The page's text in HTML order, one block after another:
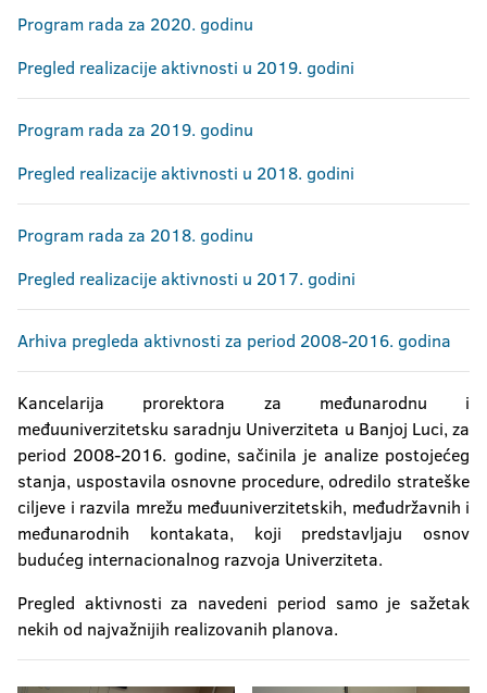
Program rada za 2020. godinu
Pregled realizacije aktivnosti u 2019. godini
Program rada za 2019. godinu
Pregled realizacije aktivnosti u 2018. godini
Program rada za 2018. godinu
Pregled realizacije aktivnosti u 2017. godini
Arhiva pregleda aktivnosti za period 2008-2016. godina
Kancelarija prorektora za međunarodnu i
međuuniverzitetsku saradnju Univerziteta u Banjoj Luci, za
period 2008-2016. godine, sačinila je analize postojećeg
stanja, uspostavila osnovne procedure, odredilo strateške
ciljeve i razvila mrežu međuuniverzitetskih, međudržavnih i
međunarodnih kontakata, koji predstavljaju osnov
budućeg internacionalnog razvoja Univerziteta.
Pregled aktivnosti za navedeni period samo je sažetak
nekih od najvažnijih realizovanih planova.